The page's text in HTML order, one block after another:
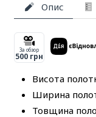
Опис
За обзор
500 грн
Висота
Ширина
Товщина